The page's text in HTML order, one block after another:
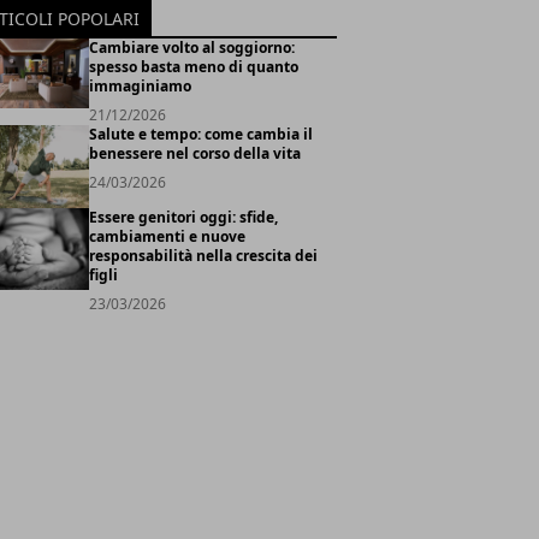
POPOLARI
Cambiare volto al soggiorno:
spesso basta meno di quanto
immaginiamo
21/12/2026
Salute e tempo: come cambia il
benessere nel corso della vita
24/03/2026
Essere genitori oggi: sfide,
cambiamenti e nuove
responsabilità nella crescita dei
figli
23/03/2026